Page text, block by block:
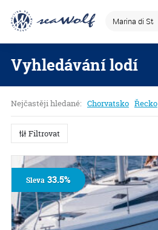
Vyhledávání lodí
Nejčastěji hledané: Chorvatsko Řecko
Filtrovat
Sleva33.5%